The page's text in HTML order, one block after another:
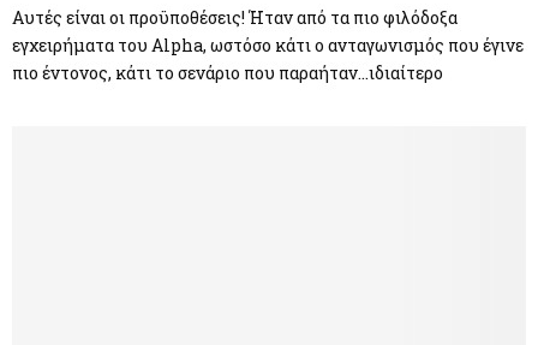
Αυτές είναι οι προϋποθέσεις! Ήταν από τα πιο φιλόδοξα
εγχειρήματα του Alpha, ωστόσο κάτι ο ανταγωνισμός που έγινε
πιο έντονος, κάτι το σενάριο που παραήταν…ιδιαίτερο